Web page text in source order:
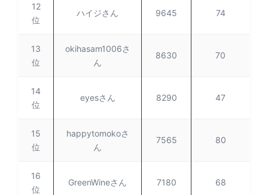
12
位
ハイジさん 9645 74
13
位
okihasam1006さ
ん
8630 70
14
位
eyesさん 8290 47
15
位
happytomokoさ
ん
7565 80
16
位
GreenWineさん 7180 68